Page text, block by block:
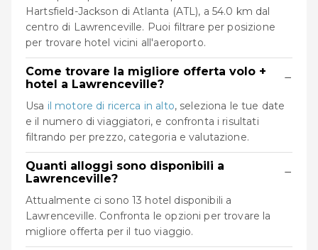
Hartsfield-Jackson di Atlanta (ATL), a 54.0 km dal
centro di Lawrenceville. Puoi filtrare per posizione
per trovare hotel vicini all'aeroporto.
Come trovare la migliore offerta volo +
hotel a Lawrenceville?
−
Usa il motore di ricerca in alto, seleziona le tue date
e il numero di viaggiatori, e confronta i risultati
filtrando per prezzo, categoria e valutazione.
Quanti alloggi sono disponibili a
Lawrenceville?
−
Attualmente ci sono 13 hotel disponibili a
Lawrenceville. Confronta le opzioni per trovare la
migliore offerta per il tuo viaggio.